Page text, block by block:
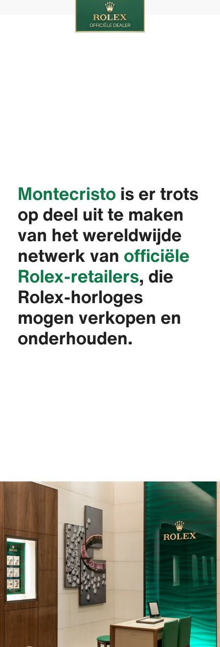
‭Montecristo‬is er trots
op deel uit te maken
van het wereldwijde
netwerk van officiële
Rolex-retailers, die
Rolex-horloges
mogen verkopen en
onderhouden.